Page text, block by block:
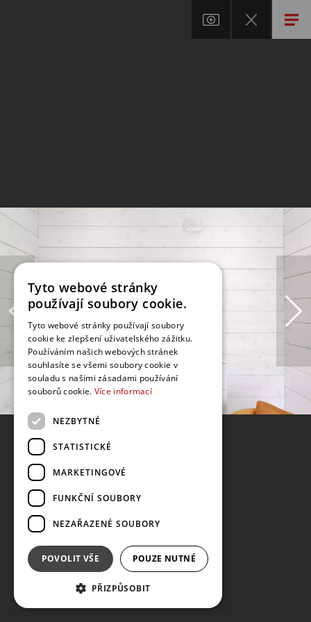
Tyto webové stránky
používají soubory cookie.
Tyto webové stránky používají soubory
cookie ke zlepšení uživatelského zážitku.
Používáním našich webových stránek
souhlasíte se všemi soubory cookie v
souladu s našimi zásadami používání
souborů cookie. Více informací
NEZBYTNÉ
STATISTICKÉ
MARKETINGOVÉ
FUNKČNÍ SOUBORY
NEZAŘAZENÉ SOUBORY
POVOLIT VŠE POUZE NUTNÉ
PŘIZPŮSOBIT